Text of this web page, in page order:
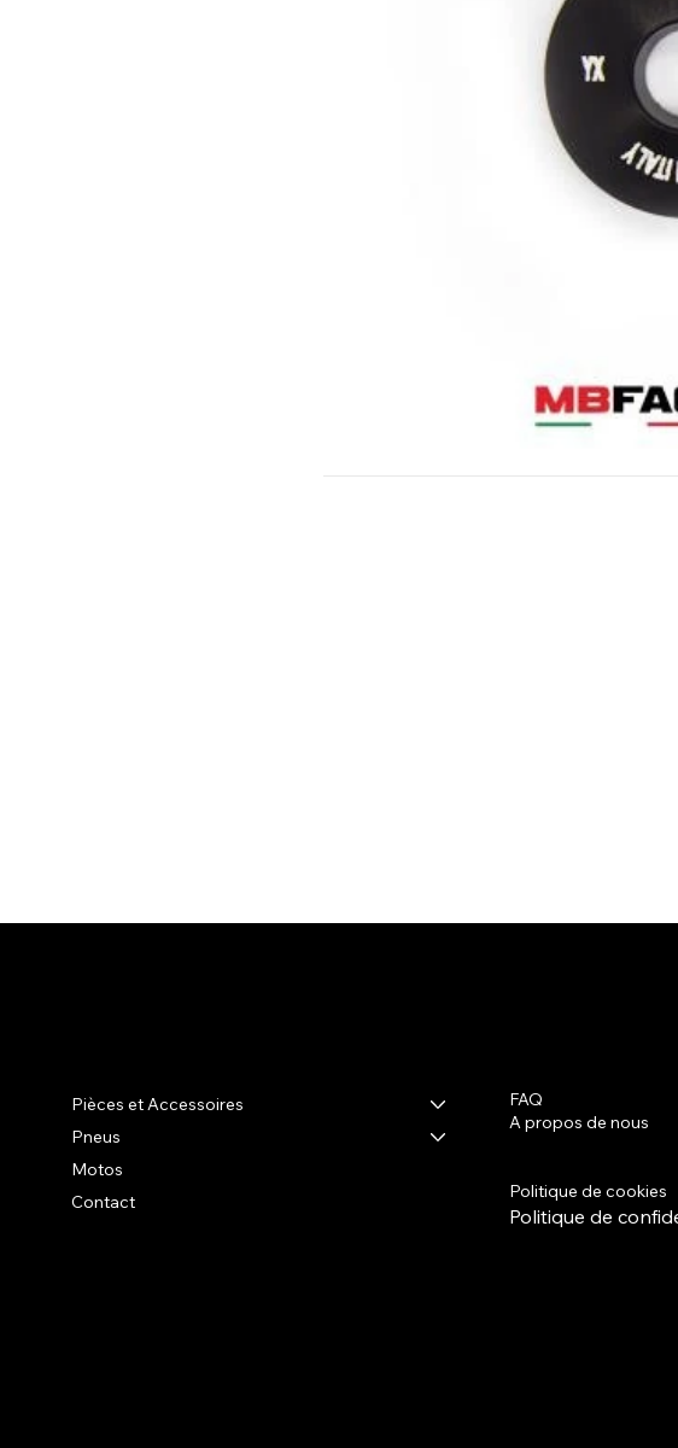
Pièces et Accessoires
Pneus
Motos
Contact
FAQ
A propos de nous
Politique de cookies
Politique de